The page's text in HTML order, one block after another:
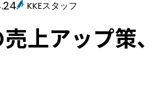
KKEスタッフ
上アップ策